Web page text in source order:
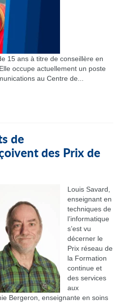
15 ans à titre de conseillère en
occupe actuellement un poste
au Centre de...
de
des Prix de
Louis Savard,
enseignant en
techniques de
l’informatique
s’est vu
décerner le
Prix réseau de
la Formation
continue et
des services
aux
Bergeron, enseignante en soins